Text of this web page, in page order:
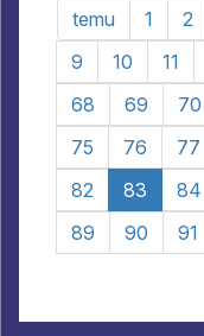
temu 1 2
9
10 11
68
69 70
75
76 77
82
83 84
89
90 91